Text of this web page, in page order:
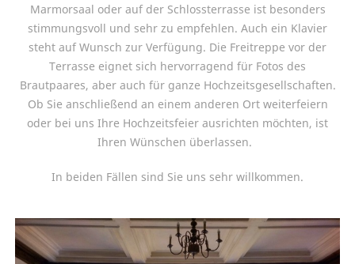
Marmorsaal oder auf der Schlossterrasse ist besonders
stimmungsvoll und sehr zu empfehlen. Auch ein Klavier
steht auf Wunsch zur Verfügung. Die Freitreppe vor der
Terrasse eignet sich hervorragend für Fotos des
Brautpaares, aber auch für ganze Hochzeitsgesellschaften.
Ob Sie anschließend an einem anderen Ort weiterfeiern
oder bei uns Ihre Hochzeitsfeier ausrichten möchten, ist
Ihren Wünschen überlassen.
In beiden Fällen sind Sie uns sehr willkommen.